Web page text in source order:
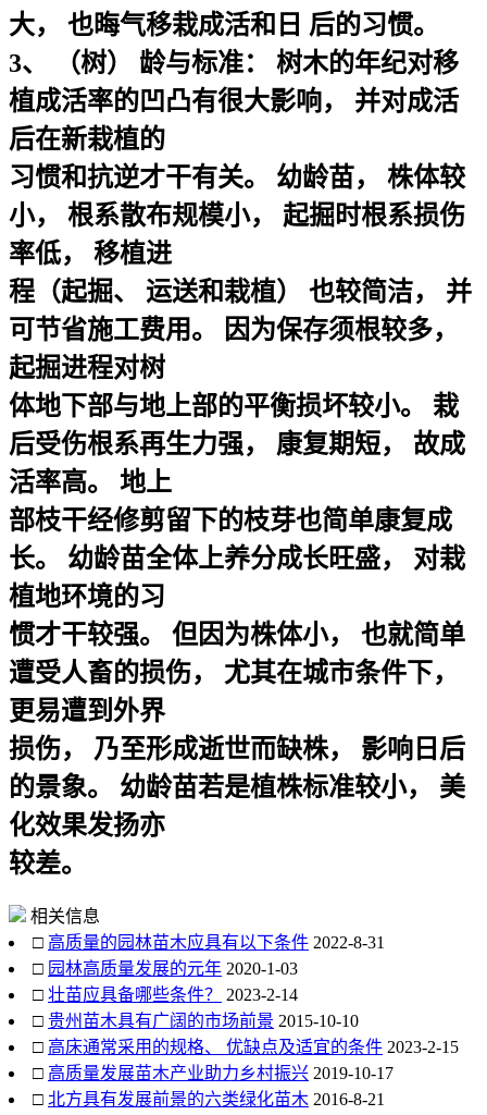
大， 也晦气移栽成活和日 后的习惯。
3、 （树） 龄与标准： 树木的年纪对移
植成活率的凹凸有很大影响， 并对成活
后在新栽植的
习惯和抗逆才干有关。 幼龄苗， 株体较
小， 根系散布规模小， 起掘时根系损伤
率低， 移植进
程（起掘、 运送和栽植） 也较简洁， 并
可节省施工费用。 因为保存须根较多，
起掘进程对树
体地下部与地上部的平衡损坏较小。 栽
后受伤根系再生力强， 康复期短， 故成
活率高。 地上
部枝干经修剪留下的枝芽也简单康复成
长。 幼龄苗全体上养分成长旺盛， 对栽
植地环境的习
惯才干较强。 但因为株体小， 也就简单
遭受人畜的损伤， 尤其在城市条件下，
更易遭到外界
损伤， 乃至形成逝世而缺株， 影响日后
的景象。 幼龄苗若是植株标准较小， 美
化效果发扬亦
较差。
相关信息
□ 高质量的园林苗木应具有以下条件 2022-8-31
□ 园林高质量发展的元年 2020-1-03
□ 壮苗应具备哪些条件？
2023-2-14
□ 贵州苗木具有广阔的市场前景 2015-10-10
□ 高床通常采用的规格、 优缺点及适宜的条件 2023-2-15
□ 高质量发展苗木产业助力乡村振兴 2019-10-17
□ 北方具有发展前景的六类绿化苗木 2016-8-21